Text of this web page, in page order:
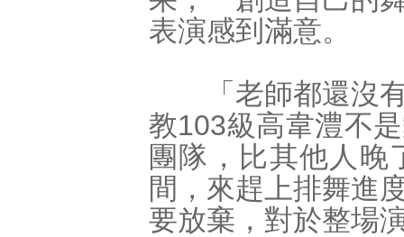
表演感到滿意。
「老師都還沒有
教103級高韋澧不
團隊，比其他人晚
間，來趕上排舞進
要放棄，對於整場